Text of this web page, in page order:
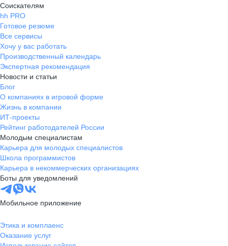
Соискателям
hh PRO
Готовое резюме
Все сервисы
Хочу у вас работать
Производственный календарь
Экспертная рекомендация
Новости и статьи
Блог
О компаниях в игровой форме
Жизнь в компании
ИТ-проекты
Рейтинг работодателей России
Молодым специалистам
Карьера для молодых специалистов
Школа программистов
Карьера в некоммерческих организациях
Боты для уведомлений
Мобильное приложение
Этика и комплаенс
Оказание услуг